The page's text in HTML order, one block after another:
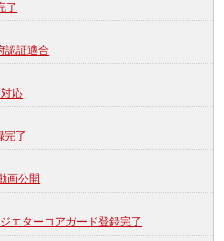
了
認証適合
応
完了
画公開
エターコアガード登録完了